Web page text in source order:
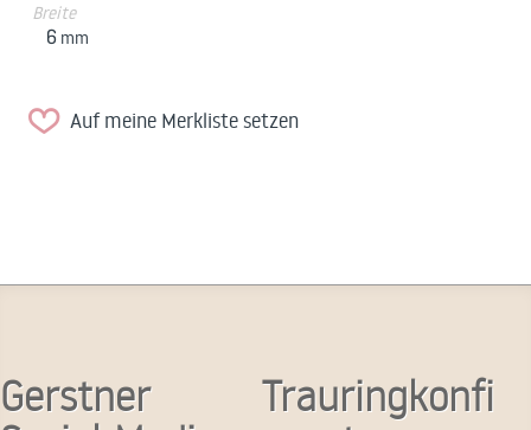
Breite
6 mm
Auf meine Merkliste setzen
Gerstner
Trauringkonfi